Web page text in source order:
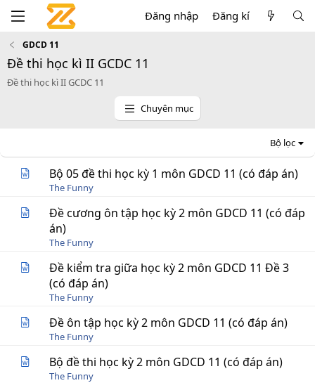
Đăng nhập Đăng kí
GDCD 11
Đề thi học kì II GCDC 11
Đề thi học kì II GCDC 11
Chuyên mục
Bộ lọc
Bộ 05 đề thi học kỳ 1 môn GDCD 11 (có đáp án)
The Funny
Đề cương ôn tập học kỳ 2 môn GDCD 11 (có đáp
án)
The Funny
Đề kiểm tra giữa học kỳ 2 môn GDCD 11 Đề 3
(có đáp án)
The Funny
Đề ôn tập học kỳ 2 môn GDCD 11 (có đáp án)
The Funny
Bộ đề thi học kỳ 2 môn GDCD 11 (có đáp án)
The Funny